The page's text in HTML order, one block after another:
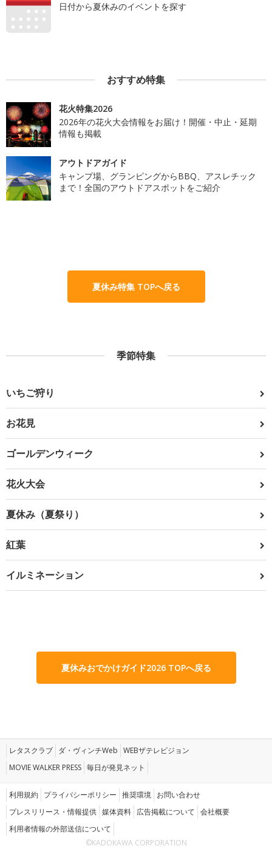
日付から夏休みのイベントを探す
おすすめ特集
花火特集2026
2026年の花火大会情報をお届け！開催・中止・延期
情報も掲載
アウトドアガイド
キャンプ場、グランピングからBBQ、アスレチック
まで！全国のアウトドアスポットをご紹介
夏休み特集 TOPへ戻る
季節特集
いちご狩り
お花見
ゴールデンウィーク
花火大会
夏休み（夏祭り）
紅葉
イルミネーション
夏休みおでかけガイド2026 TOPへ戻る
レタスクラブ ダ・ヴィンチWeb WEBザテレビジョン
MOVIE WALKER PRESS 毎日が発見ネット
利用規約 プライバシーポリシー 推奨環境 お問い合わせ
プレスリリース・情報提供 媒体資料 広告掲載について 会社概要
利用者情報の外部送信について
©KADOKAWA CORPORATION